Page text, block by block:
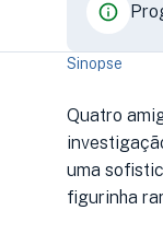
Sinopse
Quatro
uma
figurinha